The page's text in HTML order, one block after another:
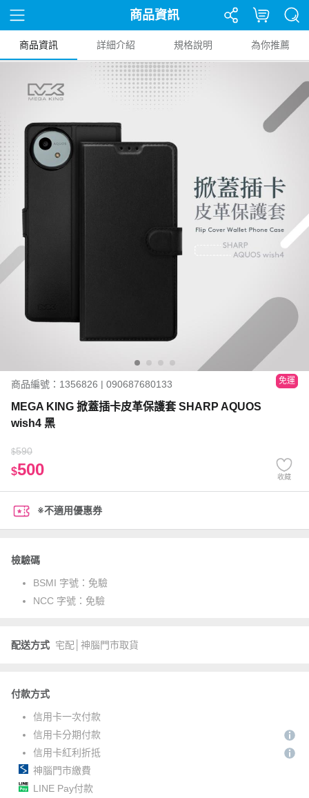
商品資訊
商品資訊 詳細介紹 規格說明 為你推薦
商品編號：1356826 | 090687680133 免運
MEGA KING 掀蓋插卡皮革保護套 SHARP AQUOS
wish4 黑
$590
$500 收藏
※不適用優惠券
檢驗碼
BSMI 字號： 免驗
NCC 字號： 免驗
配送方式 宅配│神腦門市取貨
付款方式
信用卡一次付款
信用卡分期付款
信用卡紅利折抵
神腦門市繳費
LINE Pay付款